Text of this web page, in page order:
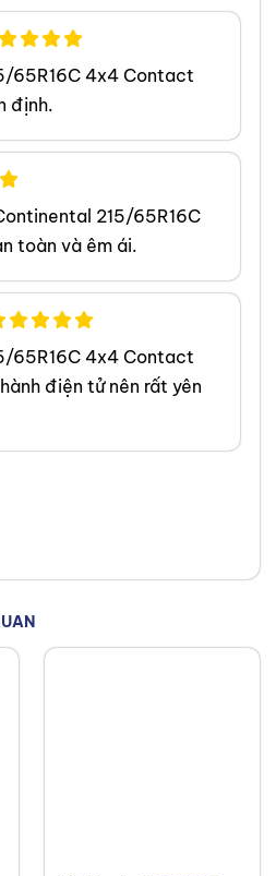
thiện hiệu suất và an
vận hành xe. Chuyên
tôi tập trung vào việc
và giải thích các yếu tố
kiểu gai, chỉ số tốc độ
lốp, để đảm bảo hiệu
ưu cho từng điều kiện lái
xe cụ thể. Tôi là một
Việt Nam, luôn cập nhật
thức và công nghệ
trong ngành. Khách
thích thông tin phức
bạn. Kết nối với tôi trên
TikTok,Youtube,
65R16C 4x4 Contact
định.
215/65R16C
toàn và êm ái.
65R16C 4x4 Contact
điện tử nên rất yên